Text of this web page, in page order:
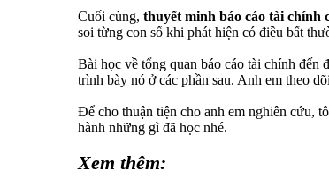
Cuối cùng, thuyết minh báo cáo tài chính
soi từng con số khi phát hiện có điều bất
Bài học về tổng quan báo cáo tài chính đến
trình bày nó ở các phần sau. Anh em theo
Để cho thuận tiện cho anh em nghiên cứu,
hành những gì đã học nhé.
Xem thêm: